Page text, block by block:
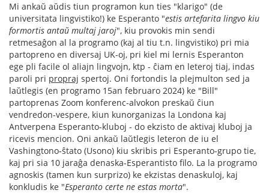
Mi ankaŭ aŭdis tiun programon kun ties "klarigo" (de
universitata lingvistiko!) ke Esperanto "estis artefarita lingvo kiu
formortis antaŭ multaj jaroj", kiu provokis min sendi
retmesaĝon al la programo (kaj al tiu t.n. lingvistiko) pri mia
partopreno en diversaj UK-oj, pri kiel mi lernis Esperanton
ege pli facile ol aliajn lingvojn, ktp - ĉiam en leteroj tiaj, indas
paroli pri propraj spertoj. Oni fortondis la plejmulton sed ja
laŭtlegis (en programo 15an februaro 2024) ke "Bill"
partoprenas Zoom konferenc-alvokon preskaŭ ĉiun
vendredon-vespere, kiun kunorganizas la Londona kaj
Antverpena Esperanto-kluboj - do ekzisto de aktivaj kluboj ja
ricevis mencion. Oni ankaŭ laŭtlegis leteron de iu el
Vashingtono-ŝtato (Usono) kiu skribis pri Esperanto-grupo tie,
kaj pri sia 10 jaraĝa denaska-Esperantisto filo. La la programo
agnoskis (tamen kun surprizo) ke ekzistas denaskuloj, kaj
konkludis ke "Esperanto certe ne estas morta".